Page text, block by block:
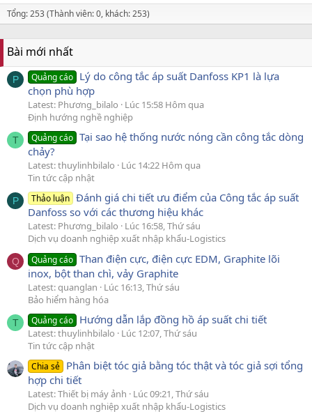
Tổng: 253 (Thành viên: 0, khách: 253)
Bài mới nhất
P Quảng cáo Lý do công tắc áp suất Danfoss KP1 là lựa
chọn phù hợp
Latest: Phương_bilalo
Lúc 15:58 Hôm qua
Định hướng nghề nghiệp
T Quảng cáo Tại sao hệ thống nước nóng cần công tắc dòng
chảy?
Latest: thuylinhbilalo
Lúc 14:22 Hôm qua
Tin tức cập nhật
P Thảo luận Đánh giá chi tiết ưu điểm của Công tắc áp suất
Danfoss so với các thương hiệu khác
Latest: Phương_bilalo
Lúc 16:58, Thứ sáu
Dịch vụ doanh nghiệp xuất nhập khẩu-Logistics
Q Quảng cáo Than điện cực, điện cực EDM, Graphite lõi
inox, bột than chì, vảy Graphite
Latest: quanglan
Lúc 16:13, Thứ sáu
Bảo hiểm hàng hóa
T Quảng cáo Hướng dẫn lắp đồng hồ áp suất chi tiết
Latest: thuylinhbilalo
Lúc 12:07, Thứ sáu
Tin tức cập nhật
Chia sẻ Phân biệt tóc giả bằng tóc thật và tóc giả sợi tổng
hợp chi tiết
Latest: Thiết bị máy ảnh
Lúc 09:21, Thứ sáu
Dịch vụ doanh nghiệp xuất nhập khẩu-Logistics